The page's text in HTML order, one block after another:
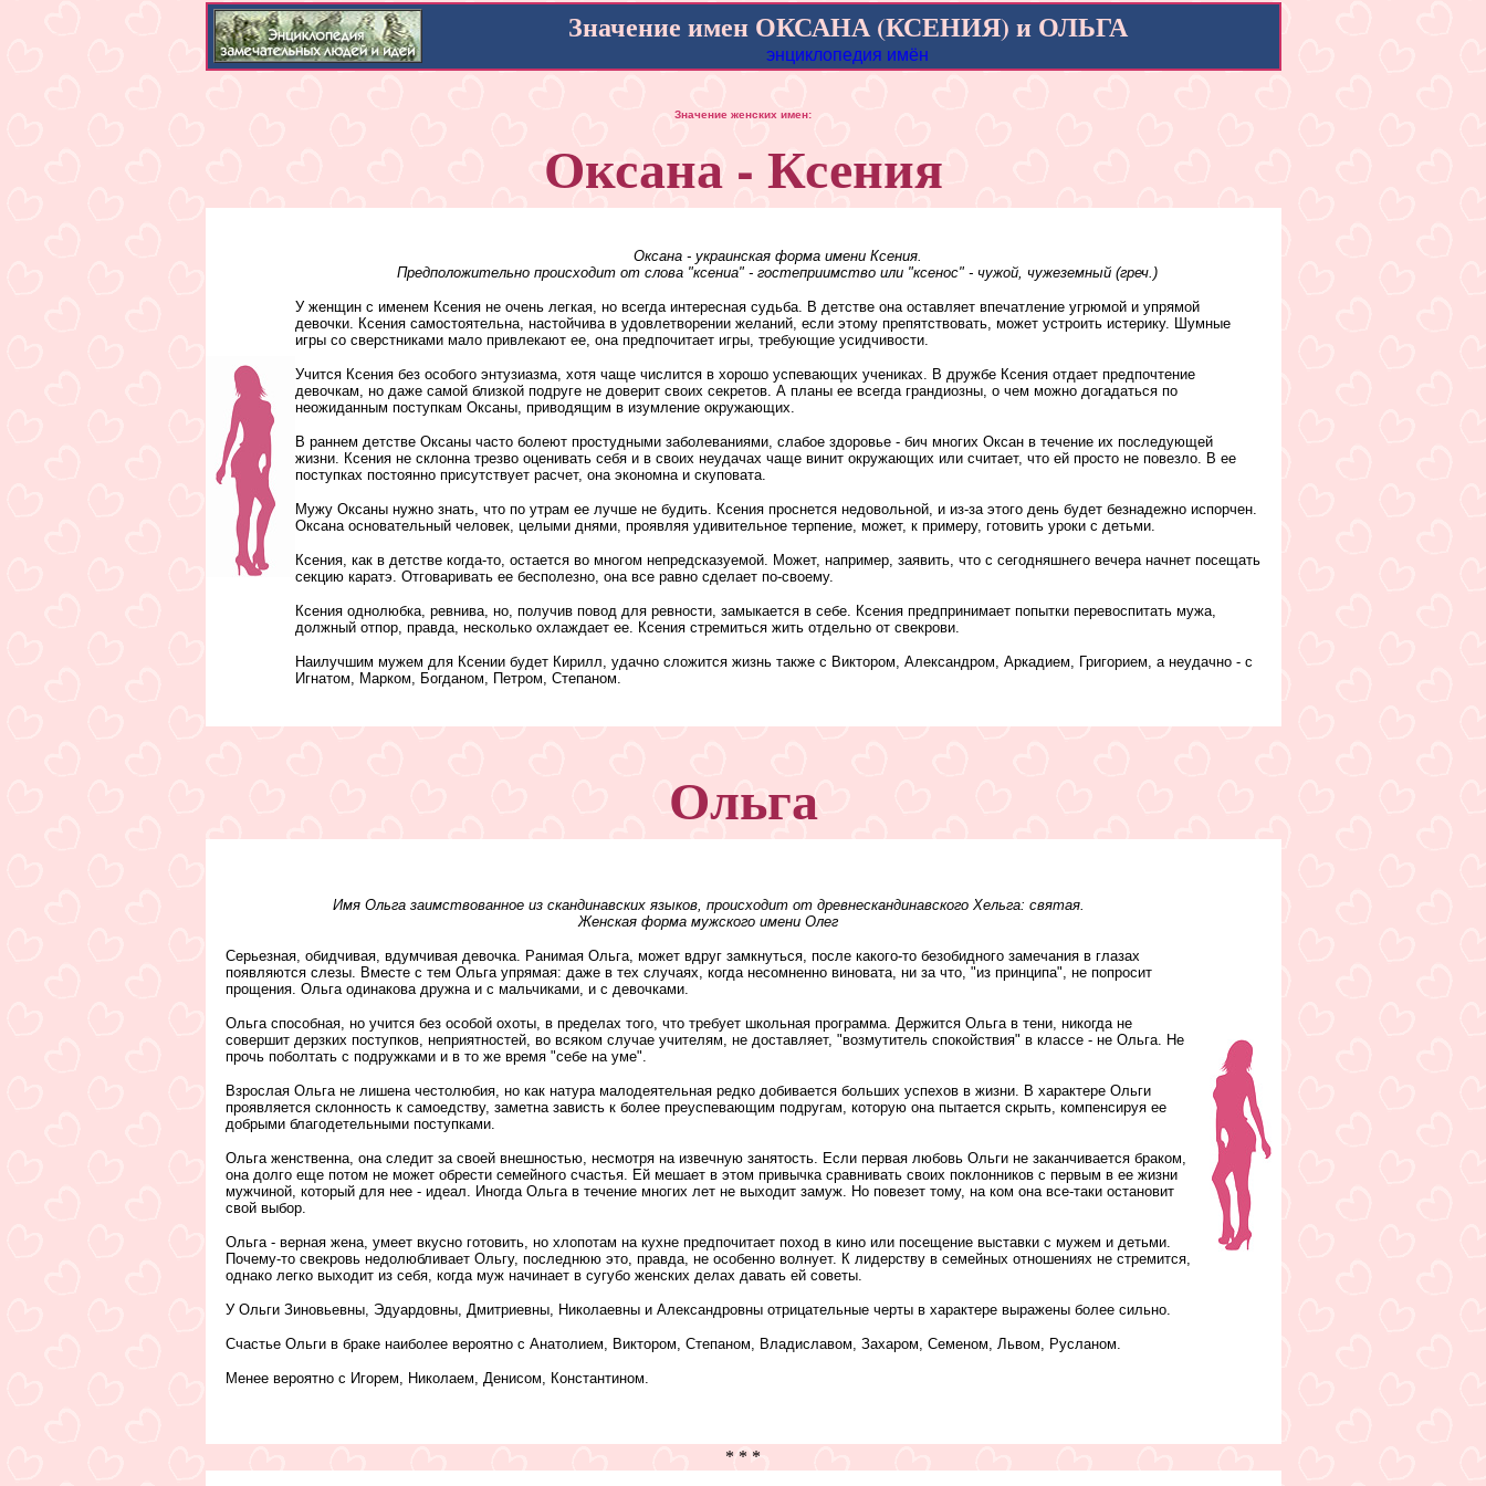
Значение имен ОКСАНА (КСЕНИЯ) и ОЛЬГА
энциклопедия имён
Значение женских имен:
Оксана - Ксения
Оксана - украинская форма имени Ксения.
Предположительно происходит от слова "ксениа" - гостеприимство или "ксенос" - чужой, чужеземный (греч.)
У женщин с именем Ксения не очень легкая, но всегда интересная судьба. В детстве она оставляет впечатление угрюмой и упрямой
девочки. Ксения самостоятельна, настойчива в удовлетворении желаний, если этому препятствовать, может устроить истерику. Шумные
игры со сверстниками мало привлекают ее, она предпочитает игры, требующие усидчивости.
Учится Ксения без особого энтузиазма, хотя чаще числится в хорошо успевающих учениках. В дружбе Ксения отдает предпочтение
девочкам, но даже самой близкой подруге не доверит своих секретов. А планы ее всегда грандиозны, о чем можно догадаться по
неожиданным поступкам Оксаны, приводящим в изумление окружающих.
В раннем детстве Оксаны часто болеют простудными заболеваниями, слабое здоровье - бич многих Оксан в течение их последующей
жизни. Ксения не склонна трезво оценивать себя и в своих неудачах чаще винит окружающих или считает, что ей просто не повезло. В ее
поступках постоянно присутствует расчет, она экономна и скуповата.
Мужу Оксаны нужно знать, что по утрам ее лучше не будить. Ксения проснется недовольной, и из-за этого день будет безнадежно испорчен.
Оксана основательный человек, целыми днями, проявляя удивительное терпение, может, к примеру, готовить уроки с детьми.
Ксения, как в детстве когда-то, остается во многом непредсказуемой. Может, например, заявить, что с сегодняшнего вечера начнет посещать
секцию каратэ. Отговаривать ее бесполезно, она все равно сделает по-своему.
Ксения однолюбка, ревнива, но, получив повод для ревности, замыкается в себе. Ксения предпринимает попытки перевоспитать мужа,
должный отпор, правда, несколько охлаждает ее. Ксения стремиться жить отдельно от свекрови.
Наилучшим мужем для Ксении будет Кирилл, удачно сложится жизнь также с Виктором, Александром, Аркадием, Григорием, а неудачно - с
Игнатом, Марком, Богданом, Петром, Степаном.
Ольга
Имя Ольга заимствованное из скандинавских языков, происходит от древнескандинавского Хельга: святая.
Женская форма мужского имени Олег
Серьезная, обидчивая, вдумчивая девочка. Ранимая Ольга, может вдруг замкнуться, после какого-то безобидного замечания в глазах
появляются слезы. Вместе с тем Ольга упрямая: даже в тех случаях, когда несомненно виновата, ни за что, "из принципа", не попросит
прощения. Ольга одинакова дружна и с мальчиками, и с девочками.
Ольга способная, но учится без особой охоты, в пределах того, что требует школьная программа. Держится Ольга в тени, никогда не
совершит дерзких поступков, неприятностей, во всяком случае учителям, не доставляет, "возмутитель спокойствия" в классе - не Ольга. Не
прочь поболтать с подружками и в то же время "себе на уме".
Взрослая Ольга не лишена честолюбия, но как натура малодеятельная редко добивается больших успехов в жизни. В характере Ольги
проявляется склонность к самоедству, заметна зависть к более преуспевающим подругам, которую она пытается скрыть, компенсируя ее
добрыми благодетельными поступками.
Ольга женственна, она следит за своей внешностью, несмотря на извечную занятость. Если первая любовь Ольги не заканчивается браком,
она долго еще потом не может обрести семейного счастья. Ей мешает в этом привычка сравнивать своих поклонников с первым в ее жизни
мужчиной, который для нее - идеал. Иногда Ольга в течение многих лет не выходит замуж. Но повезет тому, на ком она все-таки остановит
свой выбор.
Ольга - верная жена, умеет вкусно готовить, но хлопотам на кухне предпочитает поход в кино или посещение выставки с мужем и детьми.
Почему-то свекровь недолюбливает Ольгу, последнюю это, правда, не особенно волнует. К лидерству в семейных отношениях не стремится,
однако легко выходит из себя, когда муж начинает в сугубо женских делах давать ей советы.
У Ольги Зиновьевны, Эдуардовны, Дмитриевны, Николаевны и Александровны отрицательные черты в характере выражены более сильно.
Счастье Ольги в браке наиболее вероятно с Анатолием, Виктором, Степаном, Владиславом, Захаром, Семеном, Львом, Русланом.
Менее вероятно с Игорем, Николаем, Денисом, Константином.
* * *